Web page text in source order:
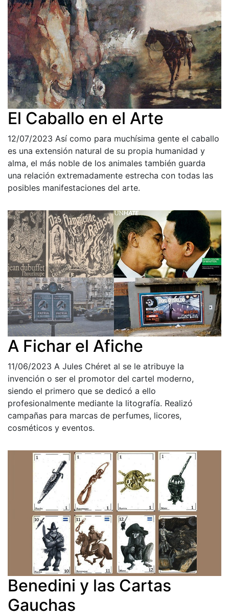
El Caballo en el Arte
12/07/2023 Así como para muchísima gente el caballo
es una extensión natural de su propia humanidad y
alma, el más noble de los animales también guarda
una relación extremadamente estrecha con todas las
posibles manifestaciones del arte.
A Fichar el Afiche
11/06/2023 A Jules Chéret al se le atribuye la
invención o ser el promotor del cartel moderno,
siendo el primero que se dedicó a ello
profesionalmente mediante la litografía. Realizó
campañas para marcas de perfumes, licores,
cosméticos y eventos.
Benedini y las Cartas
Gauchas